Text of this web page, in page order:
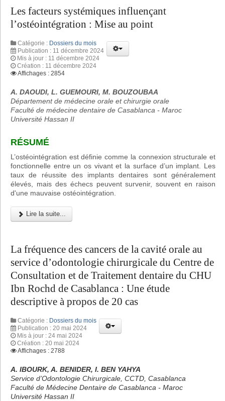
Les facteurs systémiques influençant
l’ostéointégration : Mise au point
Catégorie : Dossiers du mois
Publication : 11 décembre 2024
Mis à jour : 11 décembre 2024
Création : 11 décembre 2024
Affichages : 2854
A. DAOUDI, L. GUEMOURI, M. BOUZOUBAA
Département de médecine orale et chirurgie orale
Faculté de médecine dentaire de Casablanca - Maroc
Université Hassan II
RÉSUMÉ
L’ostéointégration est définie comme la connexion structurale et
fonctionnelle entre un os vivant et la surface d’un implant. Les
taux de réussite des implants dentaires sont généralement
élevés, mais des échecs peuvent survenir, souvent en raison
d'une mauvaise ostéointégration.
Lire la suite...
La fréquence des cancers de la cavité orale au
service d’odontologie chirurgicale du Centre de
Consultation et de Traitement dentaire du CHU
Ibn Rochd de Casablanca : Une étude
descriptive à propos de 20 cas
Catégorie : Dossiers du mois
Publication : 20 mai 2024
Mis à jour : 24 mai 2024
Création : 20 mai 2024
Affichages : 2788
A. IBOURK, A. BENIDER, I. BEN YAHYA
Service d’Odontologie Chirurgicale, CCTD, Casablanca
Faculté de Médecine Dentaire de Casablanca - Maroc
Université Hassan II